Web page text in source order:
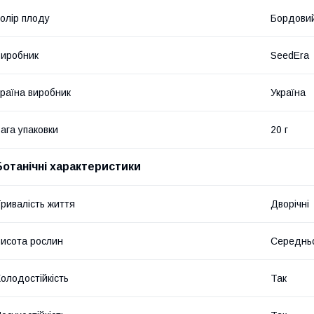
плоду
SeedEra
виробник Україна
упаковки 20 г
характеристики
життя Дворічні
рослин
Так